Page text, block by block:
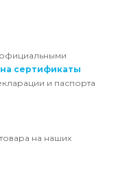
сертификаты
и паспорта
на наших